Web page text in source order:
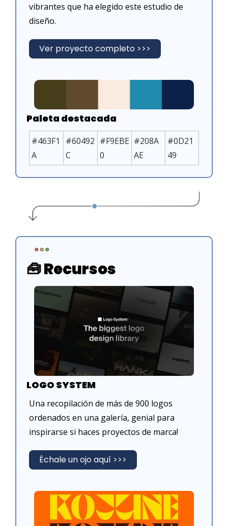
vibrantes que ha elegido este estudio de
diseño.
Ver proyecto completo >>>
Paleta destacada
#463F1
A
#60492
C
#F9EBE
0
#208A
AE
#0D21
49
🧰 Recursos
LOGO SYSTEM
Una recopilación de más de 900 logos
ordenados en una galería, genial para
inspirarse si haces proyectos de marca!
Échale un ojo aquí >>>